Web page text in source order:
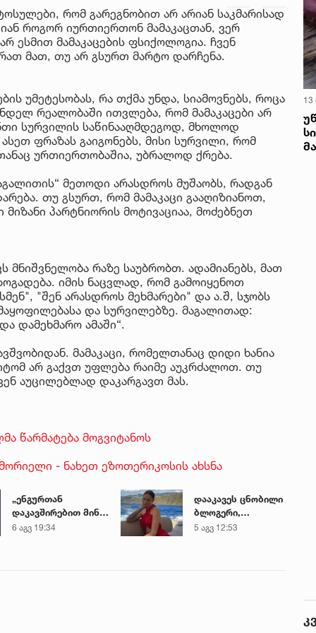
რომ გარეგნობით არ არიან საკმარისად
როგორ იურთიერთონ მამაკაცთან, ვერ
ესმით მამაკაცების ფსიქოლოგია. ჩვენ
მათ, თუ არ გსურთ მარტო დარჩენა.
უმეტესობას, რა თქმა უნდა, სიამოვნებს, როცა
რეალობაში ითვლება, რომ მამაკაცები არ
სურვილის საწინააღმდეგოდ, მხოლოდ
ფრაზას გაიგონებს, მისი სურვილი, რომ
ურთიერთობაშია, უბრალოდ ქრება.
მეთოდი არასდროს მუშაობს, რადგან
თუ გსურთ, რომ მამაკაცი გააღიზიანოთ,
პარტნიორის მოტივაციაა, მოძებნეთ
მნიშვნელობა რაზე საუბრობთ. ადამიანებს, მათ
იმის ნაცვლად, რომ გამოიყენოთ
"შენ არასდროს მეხმარები" და ა.შ, სჯობს
და სურვილებზე. მაგალითად:
დამეხმარო ამაში“.
მამაკაცი, რომელთანაც დიდი ხანია
არ გაქვთ უფლება რაიმე აუკრძალოთ. თუ
აუცილებლად დაკარგავთ მას.
წარმატება მოგვიტანოს
- ნახეთ ეზოთერიკოსის ახსნა
„ენგურთან
დაკავშირებით მინდა
ვთქვა...“ - გოგა
6 აგვ 19:34
დააკავეს ცნობილი
ბლოგერი,
რომელმაც ონლაინ
5 აგვ 12:53
13